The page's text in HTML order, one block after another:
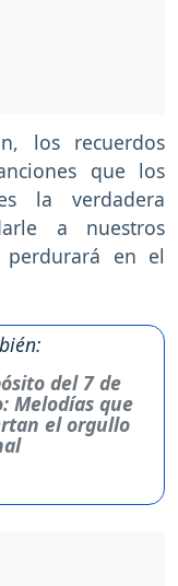
los recuerdos
que los
la verdadera
a nuestros
perdurará en el
del 7 de
Melodías que
el orgullo